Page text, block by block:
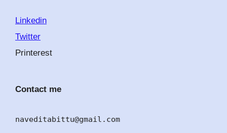
Linkedin
Twitter
Printerest
Contact me
naveditabittu@gmail.com